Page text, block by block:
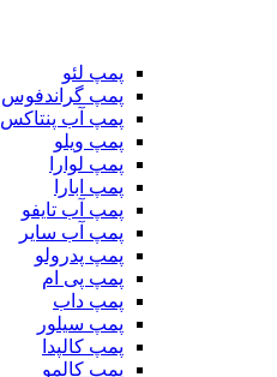
پمپ لئو
پمپ گراندفوس
پمپ آب پنتاکس
پمپ ویلو
پمپ لوارا
پمپ ابارا
پمپ آب تایفو
پمپ آب سایر
پمپ پدرولو
پمپ پی ام
پمپ داب
پمپ سیلور
پمپ کالپدا
پمپ کالمو